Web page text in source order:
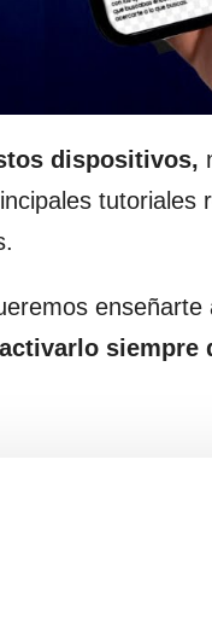
dispositivos,
tutoriales
activarlo siempre